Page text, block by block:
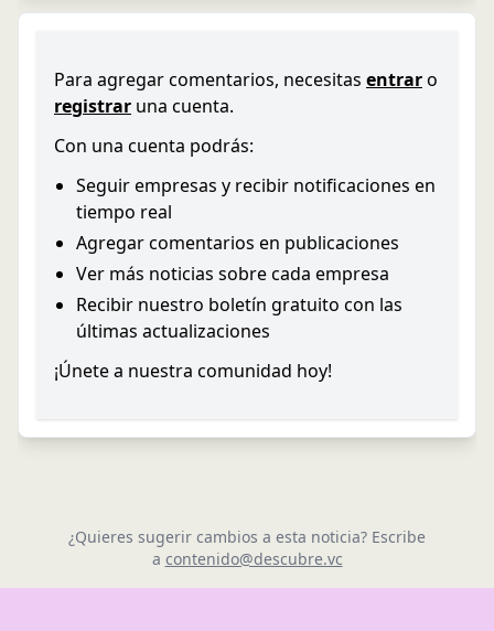
Para agregar comentarios, necesitas entraro
registrar una cuenta.
Con una cuenta podrás:
Seguir empresas y recibir notificaciones en
tiempo real
Agregar comentarios en publicaciones
Ver más noticias sobre cada empresa
Recibir nuestro boletín gratuito con las
últimas actualizaciones
¡Únete a nuestra comunidad hoy!
¿Quieres sugerir cambios a esta noticia? Escribe
a contenido@descubre.vc